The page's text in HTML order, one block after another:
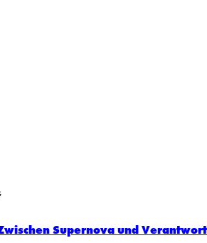
Supernova und